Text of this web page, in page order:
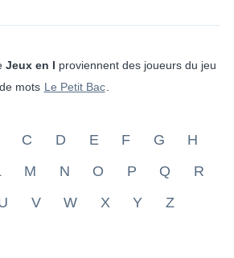
Jeux en I proviennent des joueurs du jeu
de mots Le Petit Bac
C D E F G
H
M N O P Q
R
V W X Y Z